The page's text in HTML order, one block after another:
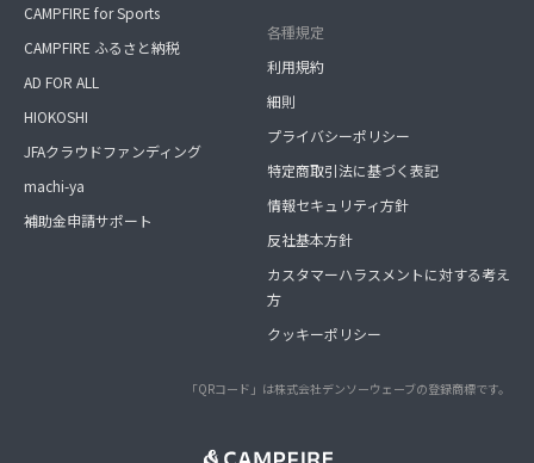
CAMPFIRE for Sports
CAMPFIRE ふるさと納税
AD FOR ALL
HIOKOSHI
JFAクラウドファンディング
machi-ya
補助金申請サポート
各種規定
利用規約
細則
プライバシーポリシー
特定商取引法に基づく表記
情報セキュリティ方針
反社基本方針
カスタマーハラスメントに対する考え
方
クッキーポリシー
「QRコード」は株式会社デンソーウェーブの登録商標です。